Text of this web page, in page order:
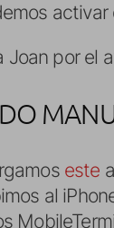
Joan por el
este
al